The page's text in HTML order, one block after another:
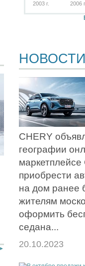
2003 г.
2006
НОВОСТИ
CHERY
географии
приобрести
на дом ранее
жителям
оформить
седана...
20.10.2023